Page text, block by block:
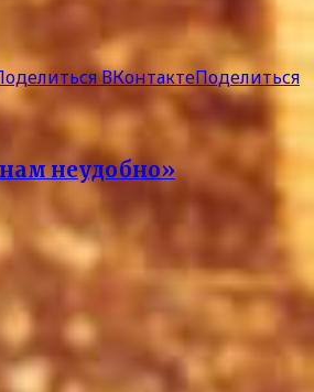
ВКонтактеПоделиться
неудобно»